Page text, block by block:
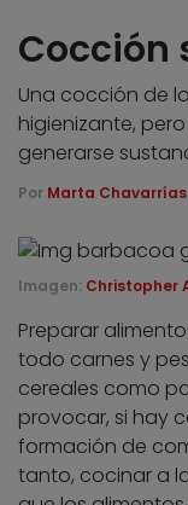
Cocción
Una cocción de
higienizante,
generarse
Por Marta Chavarrías
Imagen: Christopher
Preparar
todo carnes y
cereales como
provocar, si hay
formación de
tanto, cocinar a